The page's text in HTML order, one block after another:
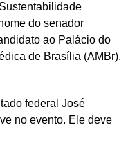
do senador
ao Palácio do
de Brasília (AMBr),
federal José
no evento. Ele deve